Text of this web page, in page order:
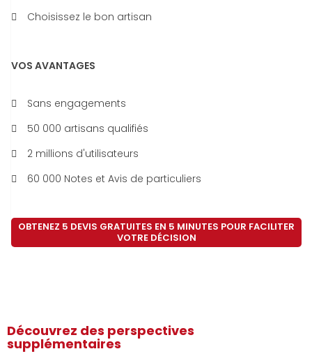
Choisissez le bon artisan
VOS AVANTAGES
Sans engagements
50 000 artisans qualifiés
2 millions d'utilisateurs
60 000 Notes et Avis de particuliers
OBTENEZ 5 DEVIS GRATUITES EN 5 MINUTES POUR FACILITER
VOTRE DÉCISION
Découvrez des perspectives
supplémentaires